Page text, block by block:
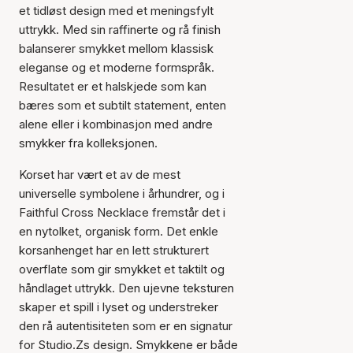
et tidløst design med et meningsfylt
uttrykk. Med sin raffinerte og rå finish
balanserer smykket mellom klassisk
eleganse og et moderne formspråk.
Resultatet er et halskjede som kan
bæres som et subtilt statement, enten
alene eller i kombinasjon med andre
smykker fra kolleksjonen.
Korset har vært et av de mest
universelle symbolene i århundrer, og i
Faithful Cross Necklace fremstår det i
en nytolket, organisk form. Det enkle
korsanhenget har en lett strukturert
overflate som gir smykket et taktilt og
håndlaget uttrykk. Den ujevne teksturen
skaper et spill i lyset og understreker
den rå autentisiteten som er en signatur
for Studio.Zs design. Smykkene er både